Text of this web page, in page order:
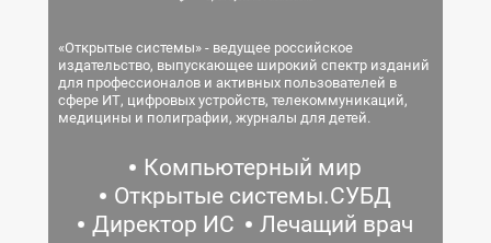
«Открытые системы» - ведущее российское
издательство, выпускающее широкий спектр изданий
для профессионалов и активных пользователей в
сфере ИТ, цифровых устройств, телекоммуникаций,
медицины и полиграфии, журналы для детей.
Компьютерный мир
Открытые системы.СУБД
Директор ИС
Лечащий врач